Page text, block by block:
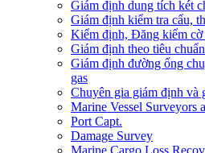
Giám định dung tích két
Giám định kiểm tra cẩu,
Kiểm định, Đăng kiểm cờ
Giám định theo tiêu
Giám định đường ống
gas
Chuyên gia giám định và
Marine Vessel Surveyors
Port Capt.
Damage Survey
Marine Cargo Loss